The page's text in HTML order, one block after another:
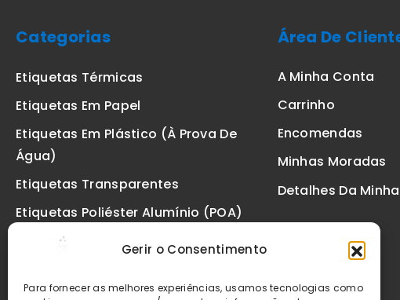
Gerir o Consentimento
Para fornecer as melhores experiências, usamos tecnologias como
Categorias
Etiquetas Térmicas
Etiquetas Em Papel
Etiquetas Em Plástico (à Prova De
Água)
Etiquetas Transparentes
Etiquetas Poliéster Alumínio (POA)
Etiquetas De Segurança VOID
Área De
A Minha Conta
Carrinho
Encomendas
Minhas Moradas
Detalhes Da